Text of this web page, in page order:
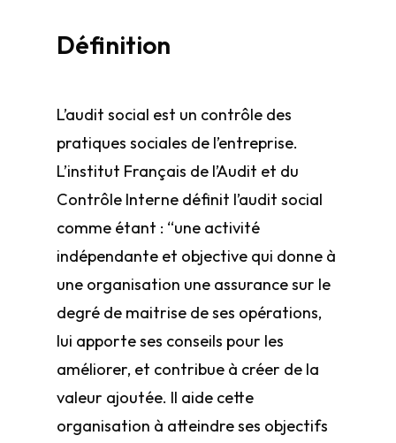
Définition
L’audit social est un contrôle des
pratiques sociales de l’entreprise.
L’institut Français de l’Audit et du
Contrôle Interne définit l’audit social
comme étant : “une activité
indépendante et objective qui donne à
une organisation une assurance sur le
degré de maitrise de ses opérations,
lui apporte ses conseils pour les
améliorer, et contribue à créer de la
valeur ajoutée. Il aide cette
organisation à atteindre ses objectifs